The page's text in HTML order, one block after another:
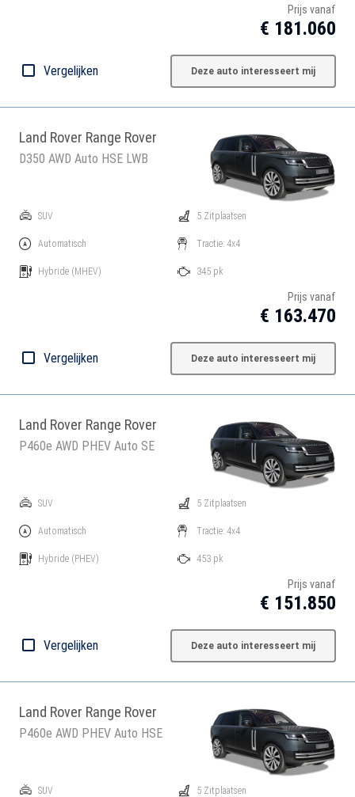
Prijs vanaf
€ 181.060
Vergelijken Deze auto interesseert mij
Land Rover Range Rover
D350 AWD Auto HSE LWB
SUV
Automatisch
Hybride (MHEV)
5 Zitplaatsen
Tractie: 4x4
345 pk
Prijs vanaf
€ 163.470
Vergelijken Deze auto interesseert mij
Land Rover Range Rover
P460e AWD PHEV Auto SE
SUV
Automatisch
Hybride (PHEV)
5 Zitplaatsen
Tractie: 4x4
453 pk
Prijs vanaf
€ 151.850
Vergelijken Deze auto interesseert mij
Land Rover Range Rover
P460e AWD PHEV Auto HSE
SUV 5 Zitplaatsen